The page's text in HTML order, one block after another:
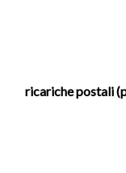
ricariche postali